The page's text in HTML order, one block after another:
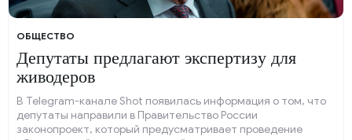
ОБЩЕСТВО
Депутаты предлагают экспертизу для
живодеров
В Telegram-канале Shot появилась информация о том, что
депутаты направили в Правительство России
законопроект, который предусматривает проведение